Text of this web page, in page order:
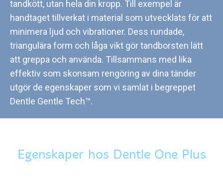
tandkött, utan hela din kropp. Till exempel är
handtaget tillverkat i material som utvecklats för att
minimera ljud och vibrationer. Dess rundade,
triangulära form och låga vikt gör tandborsten lätt
att greppa och använda. Tillsammans med lika
effektiv som skonsam rengöring av dina tänder
utgör de egenskaper som vi samlat i begreppet
Dentle Gentle Tech™.
Egenskaper hos Dentle One Plus